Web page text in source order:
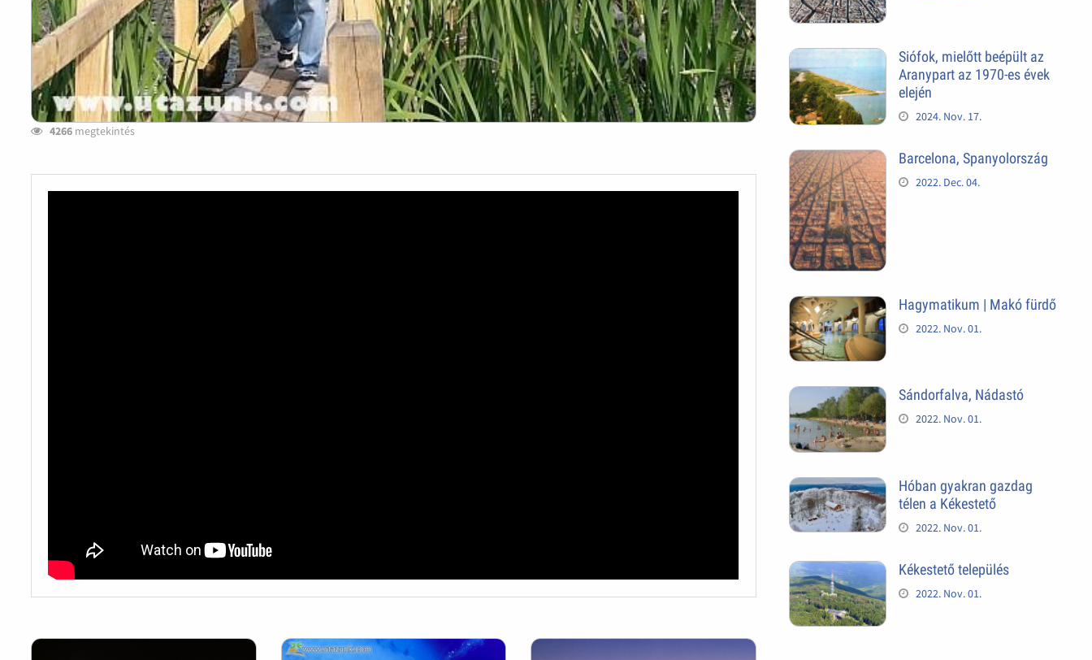
4266 megtekintés
Siófok, mielőtt beépült az
Aranypart az 1970-es évek
elején
2024. Nov. 17.
Barcelona, Spanyolország
2022. Dec. 04.
Hagymatikum | Makó fürdő
2022. Nov. 01.
Sándorfalva, Nádastó
2022. Nov. 01.
Hóban gyakran gazdag
télen a Kékestető
2022. Nov. 01.
Kékestető település
2022. Nov. 01.